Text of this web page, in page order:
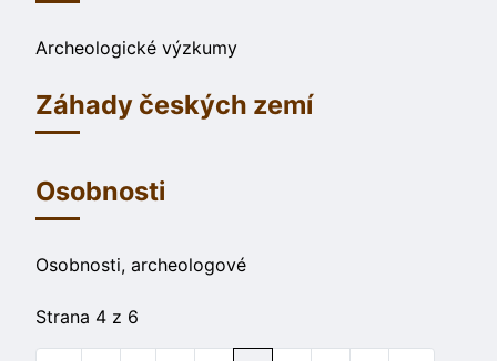
Archeologické výzkumy
Záhady českých zemí
Osobnosti
Osobnosti, archeologové
Strana 4 z 6